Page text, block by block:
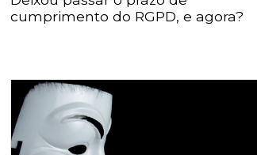
cumprimento do RGPD, e agora?